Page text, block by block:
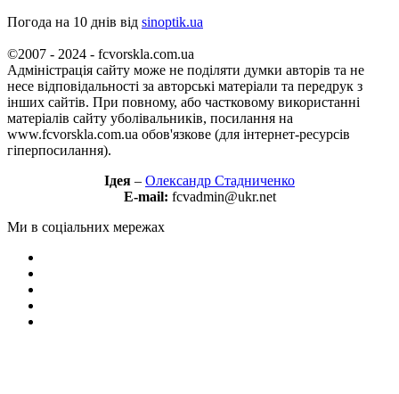
Погода на 10 днів від sinoptik.ua
©2007 - 2024 - fcvorskla.com.ua
Адміністрація сайту може не поділяти думки авторів та не
несе відповідальності за авторські матеріали та передрук з
інших сайтів. При повному, або частковому використанні
матеріалів сайту уболівальників, посилання на
www.fcvorskla.com.ua обов'язкове (для інтернет-ресурсів
гіперпосилання).
Ідея – Олександр Стадниченко
E-mail: fcvadmin@ukr.net
Ми в соціальних мережах